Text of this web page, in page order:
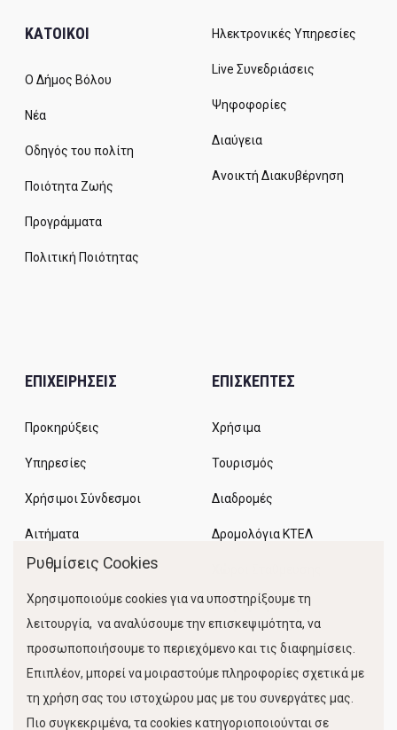
ΚΑΤΟΙΚΟΙ
Ο Δήμος Βόλου
Νέα
Οδηγός του πολίτη
Ποιότητα Ζωής
Προγράμματα
Πολιτική Ποιότητας
Ηλεκτρονικές Υπηρεσίες
Live Συνεδριάσεις
Ψηφοφορίες
Διαύγεια
Ανοικτή Διακυβέρνηση
ΕΠΙΧΕΙΡΗΣΕΙΣ
Προκηρύξεις
Υπηρεσίες
Χρήσιμοι Σύνδεσμοι
Αιτήματα
ΕΠΙΣΚΕΠΤΕΣ
Χρήσιμα
Τουρισμός
Διαδρομές
Δρομολόγια ΚΤΕΛ
Κίνηση Λιμένος
Ρυθμίσεις Cookies
Χρησιμοποιούμε cookies για να υποστηρίξουμε τη
λειτουργία, να αναλύσουμε την επισκεψιμότητα, να
προσωποποιήσουμε το περιεχόμενο και τις διαφημίσεις.
Επιπλέον, μπορεί να μοιραστούμε πληροφορίες σχετικά με
τη χρήση σας του ιστοχώρου μας με του συνεργάτες μας.
Πιο συγκεκριμένα, τα cookies κατηγοριοποιούνται σε